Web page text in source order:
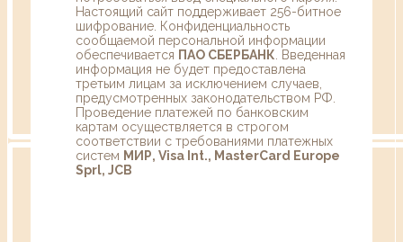
Настоящий сайт поддерживает 256-битное
шифрование. Конфиденциальность
сообщаемой персональной информации
обеспечивается ПАО СБЕРБАНК . Введенная
информация не будет предоставлена
третьим лицам за исключением случаев,
предусмотренных законодательством РФ.
Проведение платежей по банковским
картам осуществляется в строгом
соответствии с требованиями платежных
систем МИР, Visa Int., MasterCard Europe
Sprl, JCB